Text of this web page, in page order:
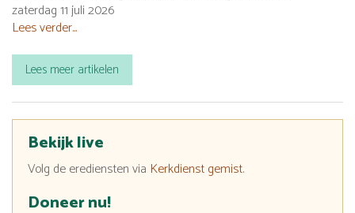
zaterdag 11 juli 2026
Lees verder...
Lees meer artikelen
Bekijk live
Volg de erediensten via Kerkdienst gemist.
Doneer nu!